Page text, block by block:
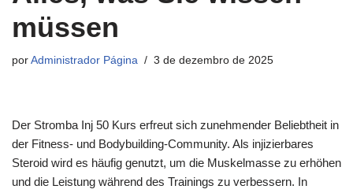
müssen
por Administrador Página 3 de dezembro de 2025
Der Stromba Inj 50 Kurs erfreut sich zunehmender Beliebtheit in
der Fitness- und Bodybuilding-Community. Als injizierbares
Steroid wird es häufig genutzt, um die Muskelmasse zu erhöhen
und die Leistung während des Trainings zu verbessern. In